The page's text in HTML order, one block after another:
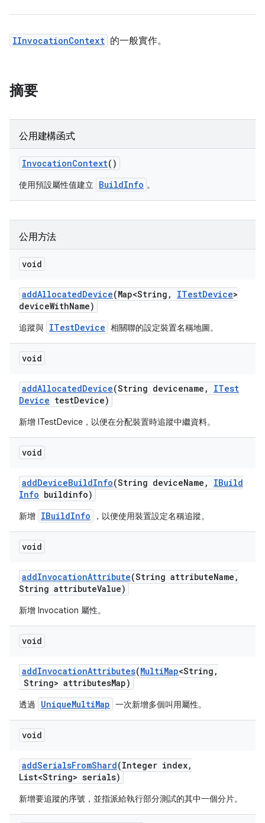
IInvocationContext 的一般實作。
摘要
公用建構函式
InvocationContext()
使用預設屬性值建立 BuildInfo 。
公用方法
void
addAllocatedDevice(Map<String , ITestDevice>
deviceWithName)
追蹤與 ITestDevice 相關聯的設定裝置名稱地圖。
void
addAllocatedDevice(String devicename ,
ITest
Device testDevice)
新增 ITestDevice，以便在分配裝置時追蹤中繼資料。
void
addDeviceBuildInfo(String deviceName ,
IBuild
Info buildinfo)
新增 IBuildInfo ，以便使用裝置設定名稱追蹤。
void
addInvocationAttribute(String attributeName ,
String attributeValue)
新增 Invocation 屬性。
void
addInvocationAttributes(MultiMap<String ,
String> attributesMap)
透過 UniqueMultiMap 一次新增多個叫用屬性。
void
addSerialsFromShard(Integer index,
List<String> serials)
新增要追蹤的序號，並指派給執行部分測試的其中一個分片。